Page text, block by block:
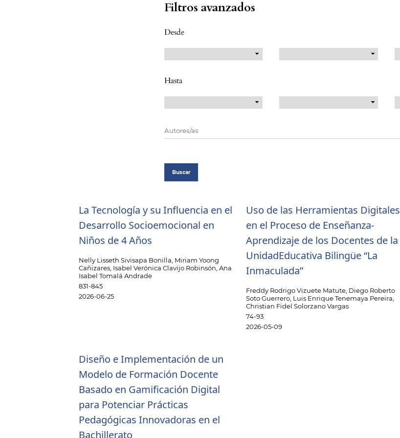
Filtros avanzados
Desde
Hasta
Buscar
La Tecnología y su Influencia en el
Desarrollo Socioemocional en
Niños de 4 Años
Nelly Lisseth Sivisapa Bonilla, Miriam Yoong
Cañizares, Isabel Verónica Clavijo Robinsón, Ana
Isabel Tomalá Andrade
831-845
2026-06-25
Uso de las Herramientas Digitales
en el Proceso de Enseñanza-
Aprendizaje de los Docentes de la
UnidadEducativa Bilingüe “La
Inmaculada”
Freddy Rodrigo Vizuete Matute, Diego Roberto
Soto Guerrero, Luis Enrique Tenemaya Pereira,
Christian Fidel Solorzano Vargas
74-93
2026-05-09
Diseño e Implementación de un
Modelo de Formación Docente
Basado en Gamificación Digital
para Potenciar Prácticas
Pedagógicas Innovadoras en el
Bachillerato